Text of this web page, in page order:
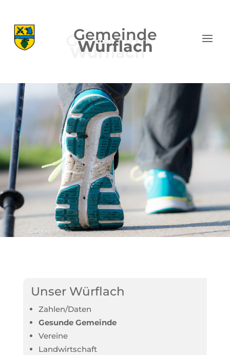
Gemeinde
Würflach
Unser Würflach
Zahlen/Daten
Gesunde Gemeinde
Vereine
Landwirtschaft